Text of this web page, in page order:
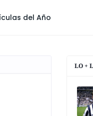
del Año
LO +